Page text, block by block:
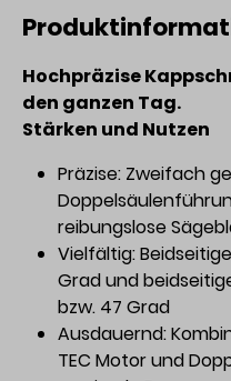
Hochpräzise
den ganzen Tag.
Stärken und Nutzen
Präzise: Zweifach
reibungslose
Vielfältig:
Grad und
bzw. 47 Grad
Ausdauernd:
TEC Motor und